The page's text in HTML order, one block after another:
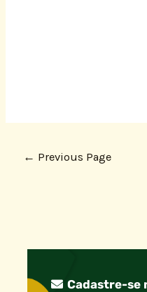
← Previous Page
Cadastre-se